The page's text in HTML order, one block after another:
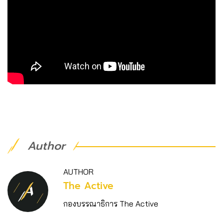
Author
AUTHOR
The Active
กองบรรณาธิการ The Active